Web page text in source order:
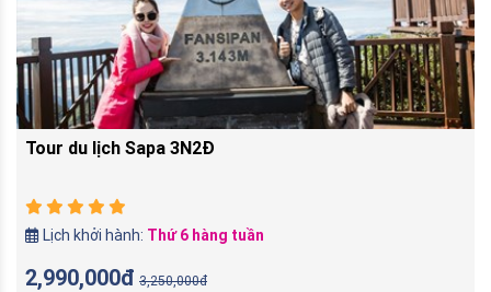
Tour du lịch Sapa 3N2Đ
Lịch khởi hành: Thứ 6 hàng tuần
2,990,000đ 3,250,000đ